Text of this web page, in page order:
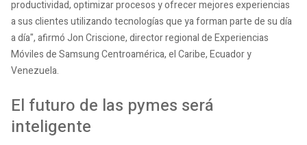
productividad, optimizar procesos y ofrecer mejores experiencias
a sus clientes utilizando tecnologías que ya forman parte de su día
a día", afirmó Jon Criscione, director regional de Experiencias
Móviles de Samsung Centroamérica, el Caribe, Ecuador y
Venezuela.
El futuro de las pymes será
inteligente